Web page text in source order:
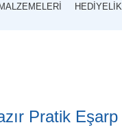
HEDIYELIK
Pratik Eşarp